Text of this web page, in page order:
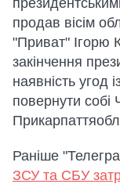
продав вісім
"Приват" Ігорю
закінчення
наявність угод
повернути собі
Раніше
ЗСУ та СБУ